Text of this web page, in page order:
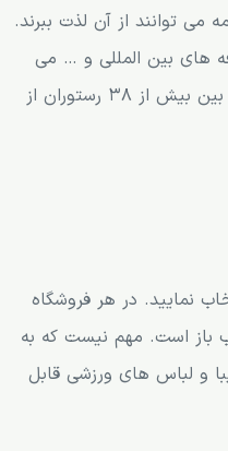
توانند از آن لذت ببرند.
های بین المللی و … می
شوند. همچنین بازدیدکنندگان می‌توانند از میان طیف گسترده‌ای از گزینه‌های غذاخوری، از بین بیش از 38 رستوران از
نمایید. در هر فروشگاه
باز است. مهم نیست که به
و لباس های ورزشی قابل